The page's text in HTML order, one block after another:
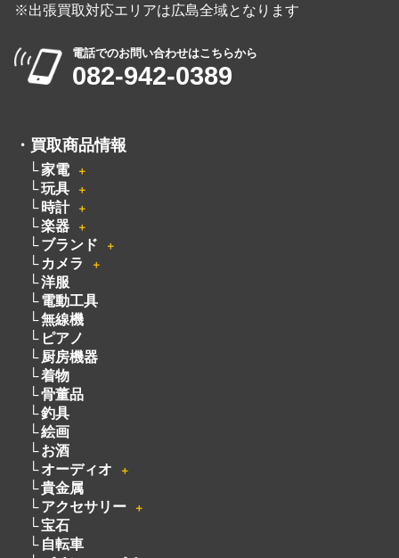
※出張買取対応エリアは広島全域となります
電話でのお問い合わせはこちらから
082-942-0389
・ 買取商品情報
家電 ＋
玩具 ＋
時計 ＋
楽器 ＋
ブランド ＋
カメラ ＋
洋服
電動工具
無線機
ピアノ
厨房機器
着物
骨董品
釣具
絵画
お酒
オーディオ
＋
貴金属
アクセサリー
＋
宝石
自転車